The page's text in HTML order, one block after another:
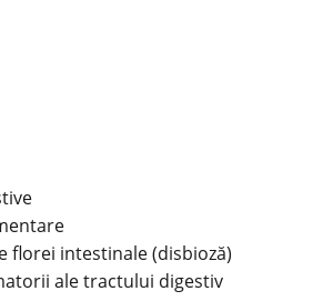
florei intestinale (disbioză)
ale tractului digestiv